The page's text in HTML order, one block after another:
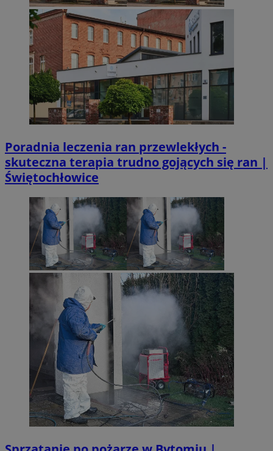
Poradnia leczenia ran przewlekłych -
skuteczna terapia trudno gojących się ran |
Świętochłowice